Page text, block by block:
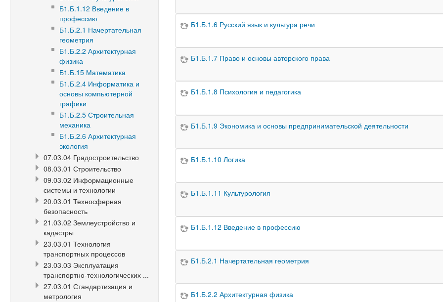
Б1.Б.1.6 Русский язык и культура речи
Б1.Б.1.7 Право и основы авторского права
Б1.Б.1.8 Психология и педагогика
Б1.Б.1.9 Экономика и основы предпринимательской деятельности
Б1.Б.1.10 Логика
Б1.Б.1.11 Культурология
Б1.Б.1.12 Введение в профессию
Б1.Б.2.1 Начертательная геометрия
Б1.Б.2.2 Архитектурная физика
Б1.Б.1.12 Введение в
профессию
Б1.Б.2.1 Начертательная
геометрия
Б1.Б.2.2 Архитектурная
физика
Б1.Б.15 Математика
Б1.Б.2.4 Информатика и
основы компьютерной
графики
Б1.Б.2.5 Строительная
механика
Б1.Б.2.6 Архитектурная
экология
07.03.04 Градостроительство
08.03.01 Строительство
09.03.02 Информационные
системы и технологии
20.03.01 Техносферная
безопасность
21.03.02 Землеустройство и
кадастры
23.03.01 Технология
транспортных процессов
23.03.03 Эксплуатация
транспортно-технологических ...
27.03.01 Стандартизация и
метрология